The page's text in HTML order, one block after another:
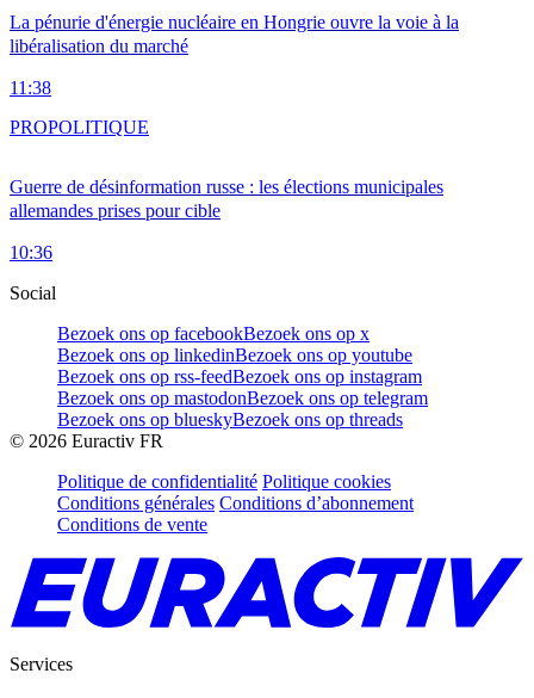
La pénurie d'énergie nucléaire en Hongrie ouvre la voie à la
libéralisation du marché
11:38
Guerre de désinformation russe : les élections municipales
allemandes prises pour cible
10:36
PROPOLITIQUE
Social
Bezoek ons op facebookBezoek ons op x
Bezoek ons op linkedinBezoek ons op youtube
Bezoek ons op rss-feedBezoek ons op instagram
Bezoek ons op mastodonBezoek ons op telegram
Bezoek ons op blueskyBezoek ons op threads
© 2026 Euractiv FR
Politique de confidentialité Politique cookies
Conditions générales Conditions d’abonnement
Conditions de vente
Services